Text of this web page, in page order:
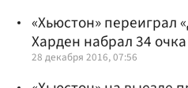
«Хьюстон» переиграл
Харден набрал 34 очка
28 декабря 2016, 07:56